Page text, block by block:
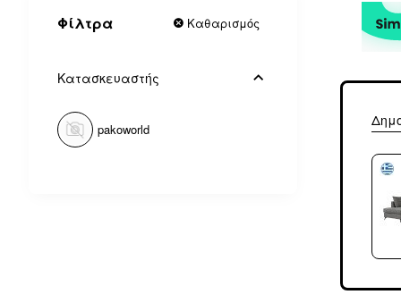
Φίλτρα Καθαρισμός
Κατασκευαστής
pakoworld